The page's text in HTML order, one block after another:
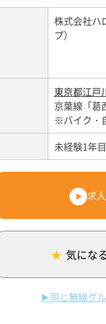
株式会社ハ
プ）
東京都江戸
京葉線「葛
※バイク・
未経験1年
求
気にな
▶同じ無線グ